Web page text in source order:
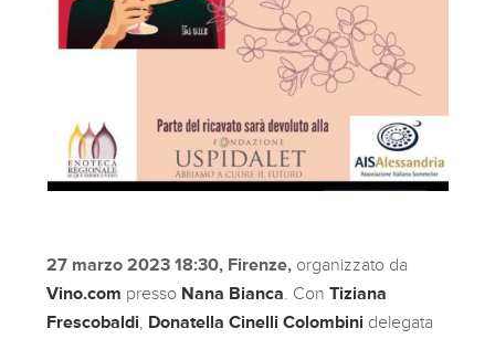
27 marzo 2023 18:30, Firenze, organizzato da
Vino.com presso Nana Bianca . ConTiziana
Frescobaldi Donatella Cinelli Colombini delegata